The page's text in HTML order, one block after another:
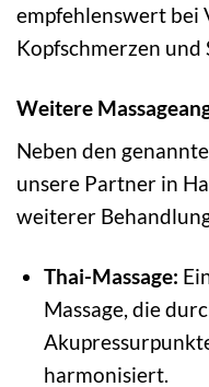
empfehlenswert bei
Kopfschmerzen und
Weitere
Neben den
unsere Partner in
weiterer
Thai-Massage:
Massage, die
harmonisiert.